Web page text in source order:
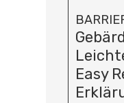
Easy